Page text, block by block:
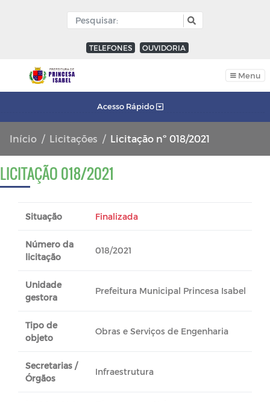
TELEFONES OUVIDORIA
Menu
Acesso Rápido
Início Licitações Licitação nº 018/2021
LICITAÇÃO 018/2021
Situação Finalizada
Número da
licitação
018/2021
Unidade
gestora
Prefeitura Municipal Princesa Isabel
Tipo de
objeto
Obras e Serviços de Engenharia
Secretarias /
Órgãos
Infraestrutura